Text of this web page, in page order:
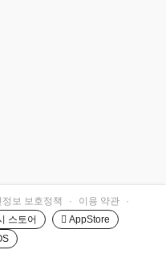
정보 보호정책 · 이용 약관
·
스토어
 AppStore